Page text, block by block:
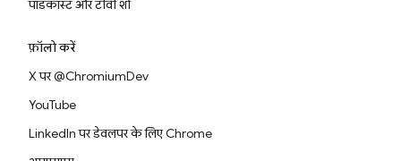
पॉडकास्ट और टीवी शो
फ़ॉलो करें
X पर @ChromiumDev
YouTube
LinkedIn पर डेवलपर के लिए Chrome